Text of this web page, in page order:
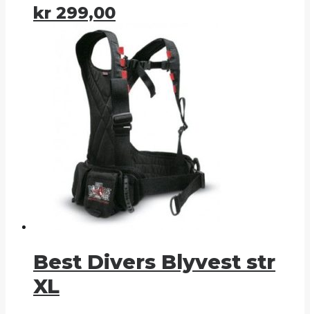
kr 299,00
Best Divers Blyvest str
XL